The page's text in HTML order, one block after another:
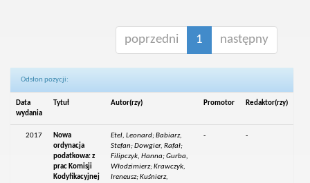
poprzedni 1 następny
Odsłon pozycji:
Data
wydania
Tytuł Autor(rzy) Promotor Redaktor(rzy)
2017
Nowa
ordynacja
podatkowa: z
prac Komisji
Kodyfikacyjnej
Etel, Leonard; Babiarz,
Stefan; Dowgier, Rafał;
Filipczyk, Hanna; Gurba,
Włodzimierz; Krawczyk,
Ireneusz; Kuśnierz,
- -